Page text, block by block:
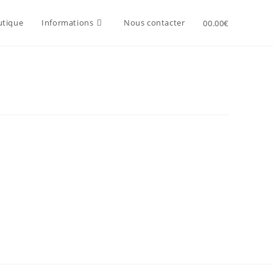
Informations Nous contacter 00.00€